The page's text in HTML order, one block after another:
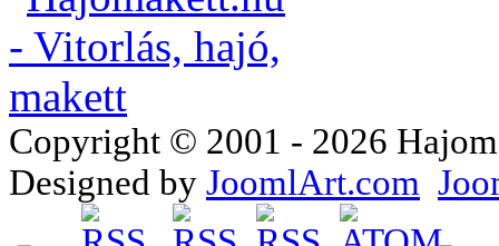
Copyright © 2001 - 2026
Designed by JoomlArt.com